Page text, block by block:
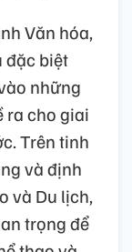
Văn hóa,
đặc biệt
những
ra cho giai
Trên tinh
và định
và Du lịch,
trọng để